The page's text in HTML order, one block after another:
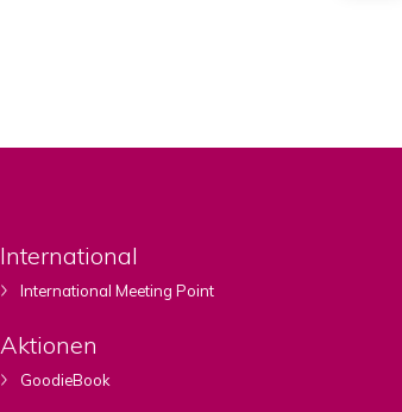
International
International Meeting Point
Aktionen
GoodieBook